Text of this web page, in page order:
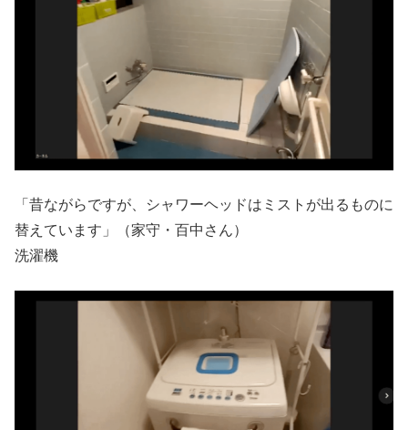
「昔ながらですが、シャワーヘッドはミストが出るものに
替えています」（家守・百中さん）
洗濯機